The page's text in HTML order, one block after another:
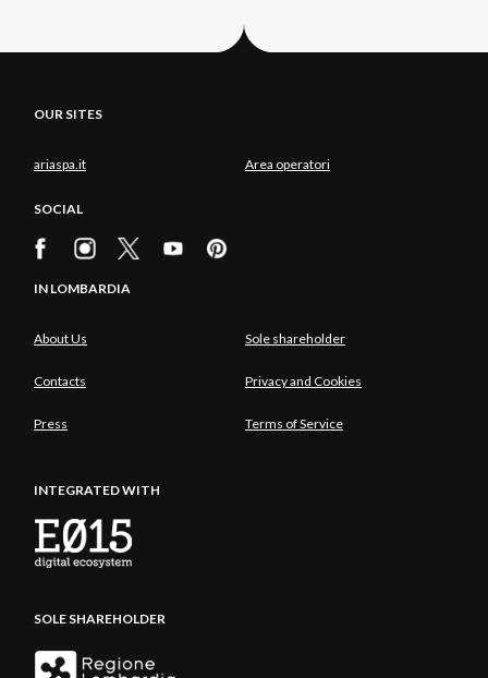
OUR SITES
ariaspa.it Area operatori
SOCIAL
IN LOMBARDIA
About Us Sole shareholder
Contacts Privacy and Cookies
Press Terms of Service
INTEGRATED WITH
SOLE SHAREHOLDER